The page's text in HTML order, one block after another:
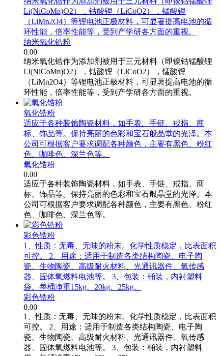
Li(NiCoMn)O2），钴酸锂（LiCoO2），锰酸锂
（LiMn2O4）等锂电池正极材料，可显著提高电池的循
环性能，倍率性能等，受到产学研各方面的重视。
纳米氧化锆粉
0.00
纳米氧化锆作为添加剂被用于三元材料（即镍钴锰酸锂
Li(NiCoMn)O2），钴酸锂（LiCoO2），锰酸锂
（LiMn2O4）等锂电池正极材料，可显著提高电池的循
环性能，倍率性能等，受到产学研各方面的重视。
氧化锆粉
适应于各种装饰陶瓷材料，如手表、手链、戒指、商
标、饰品等。保持亮丽的色彩和宝石般晶堂的光泽。本
公司可根据客户要求调配各种颜色，主要有黑色、粉红
色、咖啡色、深兰色等。
氧化锆粉
0.00
适应于各种装饰陶瓷材料，如手表、手链、戒指、商
标、饰品等。保持亮丽的色彩和宝石般晶堂的光泽。本
公司可根据客户要求调配各种颜色，主要有黑色、粉红
色、咖啡色、深兰色等。
彩色锆粉
1、性质：无毒、无味的粉末。化学性质稳定，比表面积
可控。 2、用途：适用于制造各类结构陶瓷、电子陶
瓷、生物陶瓷、高级耐火材料、光通讯器件、氧传感
器、固体氧燃料电池等。 3、包装：桶装，内衬塑料
袋。每桶净重15kg、20kg、25kg。
彩色锆粉
0.00
1、性质：无毒、无味的粉末。化学性质稳定，比表面积
可控。 2、用途：适用于制造各类结构陶瓷、电子陶
瓷、生物陶瓷、高级耐火材料、光通讯器件、氧传感
器、固体氧燃料电池等。 3、包装：桶装，内衬塑料